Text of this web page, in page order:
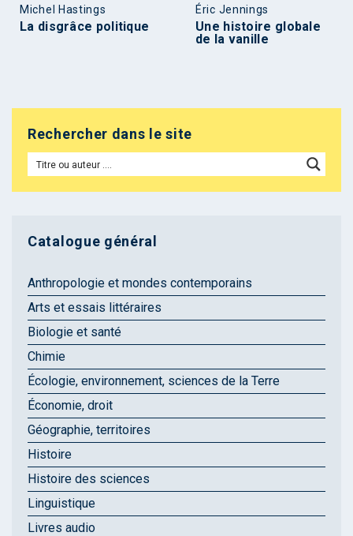
Michel Hastings
La disgrâce politique
Éric Jennings
Une histoire globale
de la vanille
Rechercher dans le site
Catalogue général
Anthropologie et mondes contemporains
Arts et essais littéraires
Biologie et santé
Chimie
Écologie, environnement, sciences de la Terre
Économie, droit
Géographie, territoires
Histoire
Histoire des sciences
Linguistique
Livres audio